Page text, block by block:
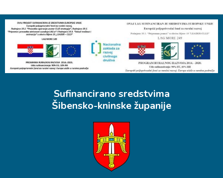
Sufinancirano sredstvima
Šibensko-kninske županije